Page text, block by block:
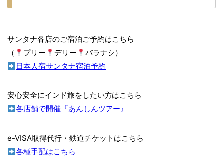
サンタナ各店のご宿泊ご予約はこちら
（
プリー デリー
バラナシ）
日本人宿サンタナ宿泊予約
安心安全にインド旅をしたい方はこちら
各店舗で開催『あんしんツアー』
e-VISA取得代行・鉄道チケットはこちら
各種手配はこちら